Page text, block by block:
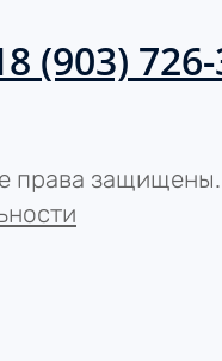
8 (903)
права защищены.